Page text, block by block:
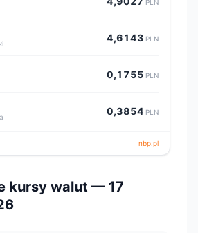
PLN
4,6143 PLN
0,1755 PLN
0,3854 PLN
nbp.pl
kursy walut — 17